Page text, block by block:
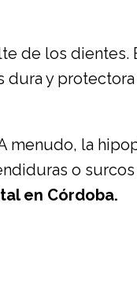
de los dientes.
y
menudo, la
o
en Córdoba.